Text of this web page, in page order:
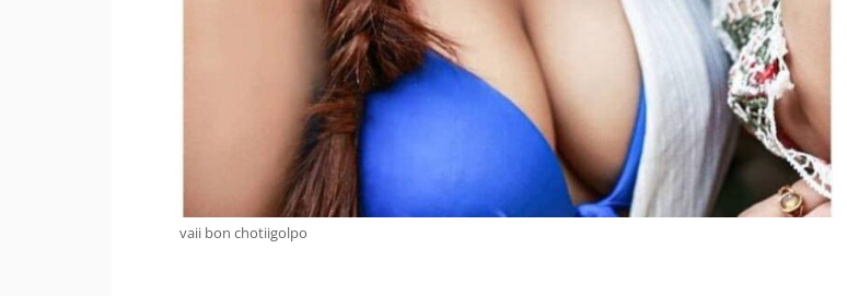
vaii bon chotiigolpo